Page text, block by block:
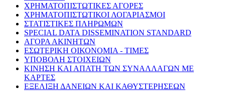
ΧΡΗΜΑΤΟΠΙΣΤΩΤΙΚΕΣ ΑΓΟΡΕΣ
ΧΡΗΜΑΤΟΠΙΣΤΩΤΙΚΟΙ ΛΟΓΑΡΙΑΣΜΟΙ
ΣΤΑΤΙΣΤΙΚΕΣ ΠΛΗΡΩΜΩΝ
SPECIAL DATA DISSEMINATION STANDARD
ΑΓΟΡΑ ΑΚΙΝΗΤΩΝ
ΕΣΩΤΕΡΙΚΗ ΟΙΚΟΝΟΜΙΑ - ΤΙΜΕΣ
ΥΠΟΒΟΛΗ ΣΤΟΙΧΕΙΩΝ
ΚΙΝΗΣΗ ΚΑΙ ΑΠΑΤΗ ΤΩΝ ΣΥΝΑΛΛΑΓΩΝ ΜΕ
ΚΑΡΤΕΣ
ΕΞΕΛΙΞΗ ΔΑΝΕΙΩΝ ΚΑΙ ΚΑΘΥΣΤΕΡΗΣΕΩΝ